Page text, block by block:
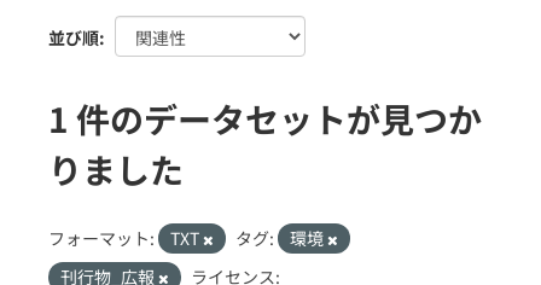
並び順
1 件のデータセットが見つか
りました
フォーマット: TXT タグ:
環境
刊行物_広報
ライセンス: